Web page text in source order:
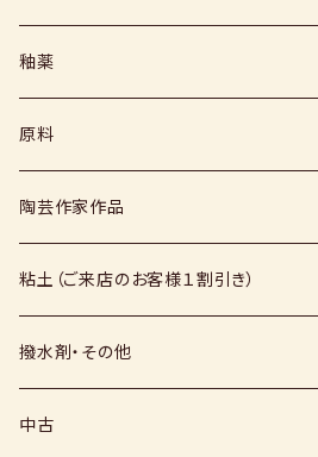
ヘラ
コテ
スポンジ
絵具
上絵具
下絵具
その他
釉薬
粉末
液体
福島釉薬
原料
媒溶剤・調整剤等
長石
硅石
その他（土・泥等）
陶芸作家作品
上野焼
薪窯（高鶴淳一先生）
堀田窯
小石原焼
鶴見窯
高取焼
粘土（ご来店のお客様１割引き）
信楽白土
信楽赤土
撥水剤・その他
中古